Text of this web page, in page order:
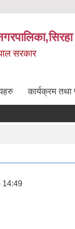
सरकार
कार्यक्रम तथा
14:49